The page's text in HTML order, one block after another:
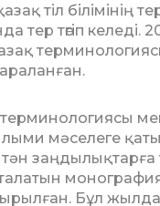
тіл білімінің
төгіп келеді.
қазақ
мәселеге
тән
Бұл